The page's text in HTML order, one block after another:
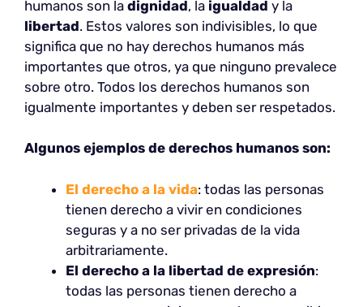
humanos son la dignidad, la igualdad y la
libertad. Estos valores son indivisibles, lo que
significa que no hay derechos humanos más
importantes que otros, ya que ninguno prevalece
sobre otro. Todos los derechos humanos son
igualmente importantes y deben ser respetados.
Algunos ejemplos de derechos humanos son:
El derecho a la vida: todas las personas
tienen derecho a vivir en condiciones
seguras y a no ser privadas de la vida
arbitrariamente.
El derecho a la libertad de expresión:
todas las personas tienen derecho a